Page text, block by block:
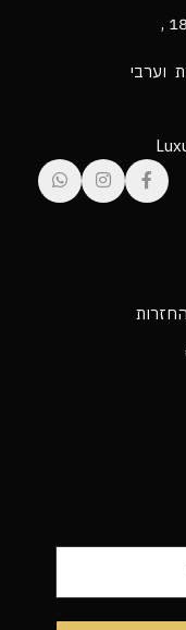
שבת וערבי